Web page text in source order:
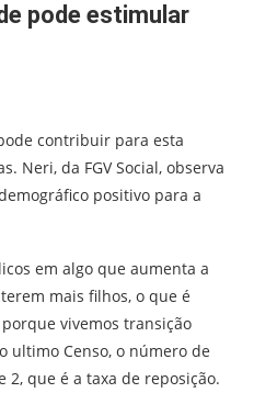
pode estimular
contribuir para esta
Neri, da FGV Social, observa
positivo para a
em algo que aumenta a
mais filhos, o que é
vivemos transição
ultimo Censo, o número de
2, que é a taxa de reposição.